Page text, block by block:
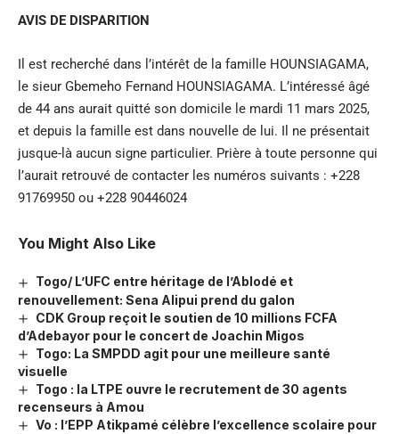
AVIS DE DISPARITION
Il est recherché dans l’intérêt de la famille HOUNSIAGAMA,
le sieur Gbemeho Fernand HOUNSIAGAMA. L’intéressé âgé
de 44 ans aurait quitté son domicile le mardi 11 mars 2025,
et depuis la famille est dans nouvelle de lui. Il ne présentait
jusque-là aucun signe particulier. Prière à toute personne qui
l’aurait retrouvé de contacter les numéros suivants : ‪+228
91769950‬ ou ‪+228 90446024‬
You Might Also Like
Togo/ L’UFC entre héritage de l’Ablodé et
renouvellement: Sena Alipui prend du galon
CDK Group reçoit le soutien de 10 millions FCFA
d’Adebayor pour le concert de Joachin Migos
Togo: La SMPDD agit pour une meilleure santé
visuelle
Togo : la LTPE ouvre le recrutement de 30 agents
recenseurs à Amou
Vo : l’EPP Atikpamé célèbre l’excellence scolaire pour